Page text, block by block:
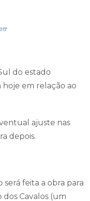
do estado
hoje em relação ao
ajuste nas
depois.
feita a obra para
dos Cavalos (um